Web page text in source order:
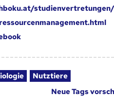
Nutztiere
Neue Tags